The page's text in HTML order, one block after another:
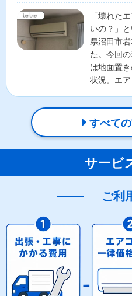
「壊れた
いの？」
県沼田市
た。今回
は地面置
状況。エ
すべて
サービ
ご利